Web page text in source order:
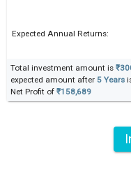
Expected Annual Returns:
Total investment amount is
expected amount after 5 Years
Net Profit of ₹158,689